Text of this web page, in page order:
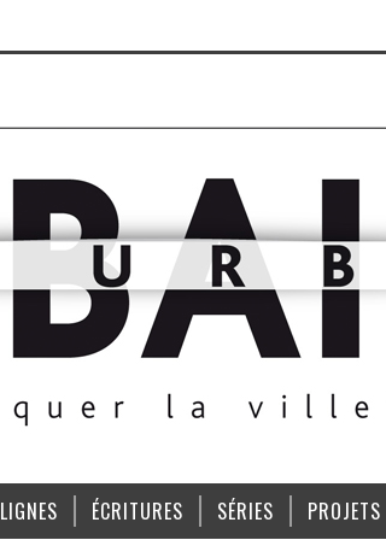
LIGNES ÉCRITURES SÉRIES PROJETS